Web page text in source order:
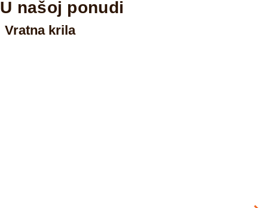
U našoj ponudi
Vratna krila